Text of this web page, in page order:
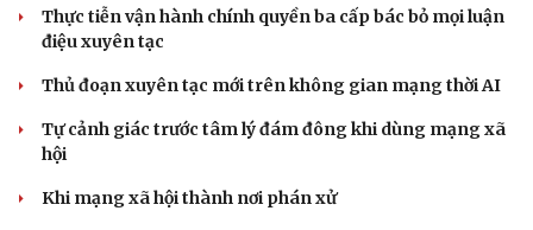
Du lịch biển Việt Nam: Muốn bứt phá phải vượt khỏi lợi
thế tự nhiên
Vì một phút buông thả sau hơi men, tôi bàng hoàng
phát hiện mắc bệnh tình dục
Ranh giới mong manh giữa hài hước và phản cảm
NHẬN DIỆN SỰ THẬT